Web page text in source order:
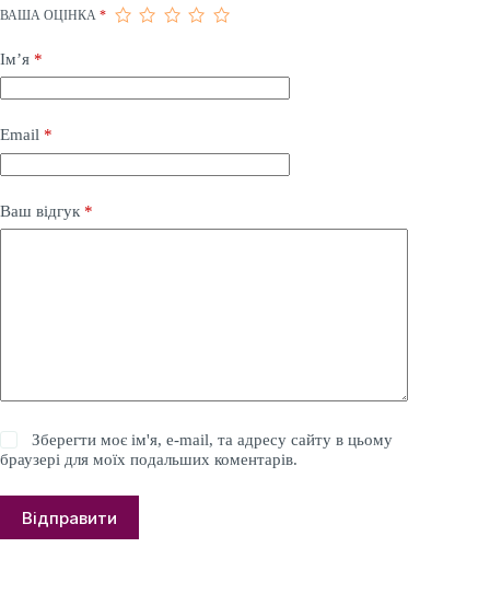
ВАША ОЦІНКА *
Ім’я *
Email *
Ваш відгук *
Зберегти моє ім'я, e-mail, та адресу сайту в цьому
браузері для моїх подальших коментарів.
Відправити